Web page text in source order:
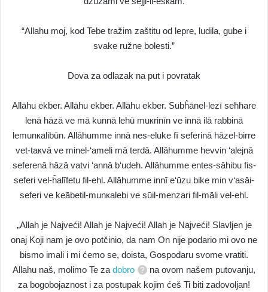
“Allahu moj, kod Tebe tražim zaštitu od lepre, ludila, gube i
svake ružne bolesti.”
Dova za odlazak na put i povratak
Allāhu ekber. Allāhu ekber. Allāhu ekber. Subĥānel-lezī seħħare
lenā hāzā ve mā kunnā lehū muкrinīn ve innā ilā rabbinā
lemunкalibūn. Allāhumme innā nes-eluke fī seferinā hāzel-birre
vet-taкvā ve minel-‘ameli mā terdā. Allāhumme hevvin ‘alejnā
seferenā hāzā vatvi ‘annā b‘udeh. Allāhumme entes-sāhibu fis-
seferi vel-ĥalīfetu fil-ehl. Allāhumme innī e‘ūzu bike min v‘asāi-
seferi ve keābetil-munкalebi ve sūil-menzari fil-māli vel-ehl.
„Allah je Najveći! Allah je Najveći! Allah je Najveći! Slavljen je
onaj Koji nam je ovo potčinio, da nam On nije podario mi ovo ne
bismo imali i mi ćemo se, doista, Gospodaru svome vratiti.
Allahu naš, molimo Te za dobro
na ovom našem putovanju,
za bogobojaznost i za postupak kojim ćeš Ti biti zadovoljan!